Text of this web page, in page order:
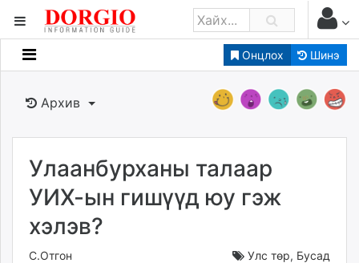
Онцлох Шинэ
Мэдээллийн
Банк санхүү
Бизнес ААН
Төрийн
dorgio.mn
Gogo.mn
Архив
Улаанбурханы талаар
УИХ-ын гишүүд юу гэж
хэлэв?
С.Отгон Улс төр, Бусад